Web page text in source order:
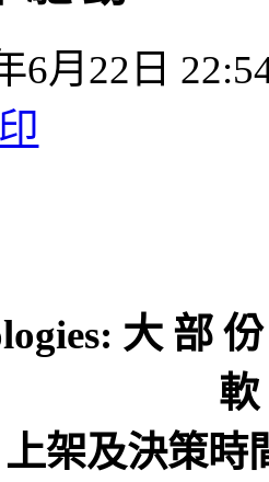
6月22日
大 部
軟
架及決策時